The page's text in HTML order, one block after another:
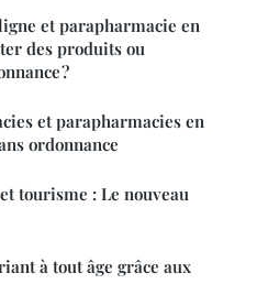
et parapharmacie en
des produits ou
?
et parapharmacies en
ordonnance
tourisme : Le nouveau
à tout âge grâce aux